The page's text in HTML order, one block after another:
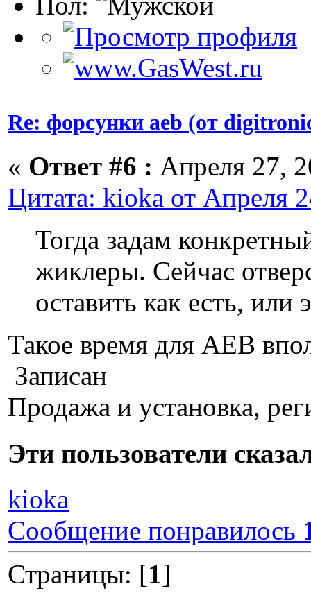
Re: форсунки aeb (от
« Ответ #6 : Апреля 27,
Цитата: kioka от Апреля
Тогда задам
жиклеры. Сейчас
оставить как есть,
Такое время для АЕВ
Записан
Продажа и установка,
Эти пользователи
kioka
Сообщение понравилось
Страницы: [1]